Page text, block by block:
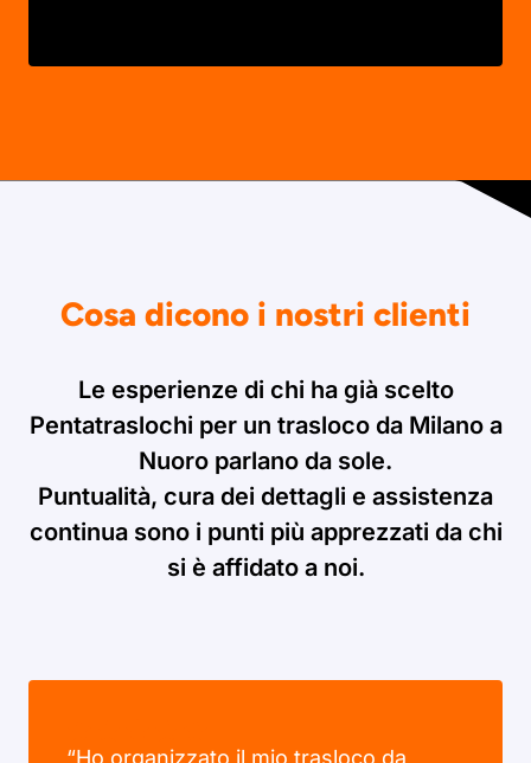
Cosa dicono i nostri clienti
Le esperienze di chi ha già scelto
Pentatraslochi per un trasloco da Milano a
Nuoro parlano da sole.
Puntualità, cura dei dettagli e assistenza
continua sono i punti più apprezzati da chi
si è affidato a noi.
“Ho organizzato il mio trasloco da